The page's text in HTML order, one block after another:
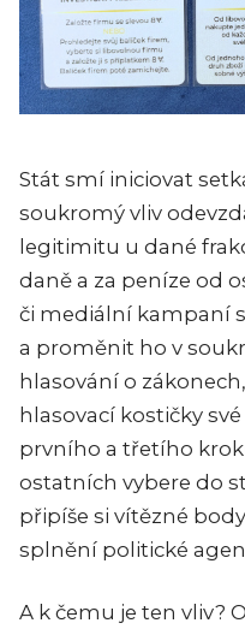
Stát smí iniciovat
soukromý vliv
legitimitu u dané
daně a za peníze od
či mediální kampaní
a proměnit ho v
hlasování o
hlasovací kostičky
prvního a třetího
ostatních vybere do
připíše si vítězné
splnění politické
A k čemu je ten vliv?